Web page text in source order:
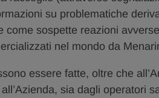
su problematiche
come sospette reazioni
nel mondo da
essere fatte, oltre che
sia dagli operatori